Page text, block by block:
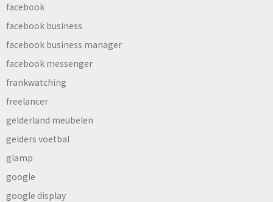
facebook
facebook business
facebook business manager
facebook messenger
frankwatching
freelancer
gelderland meubelen
gelders voetbal
glamp
google
google display